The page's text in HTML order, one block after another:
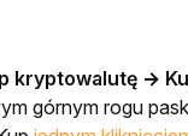
kryptowalutę →
górnym rogu